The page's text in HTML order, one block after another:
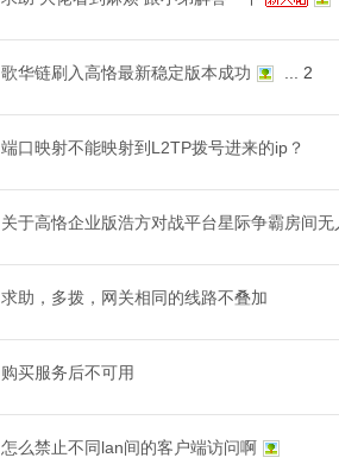
歌华链刷入高恪最新稳定版本成功 2
端口映射不能映射到L2TP拨号进来的ip？
关于高恪企业版浩方对战平台星际争霸房间无
求助，多拨，网关相同的线路不叠加
购买服务后不可用
怎么禁止不同lan间的客户端访问啊